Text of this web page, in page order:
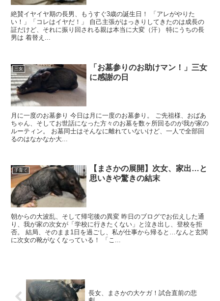
絶賛イヤイヤ期の長男、もうすぐ3歳の誕生日！ 「アレがやりた
い！」「コレはイヤだ！」 自己主張がはっきりしてきたのは成長の
証だけど、それに振り回される親は本当に大変（汗） 特にうちの長
男は 着替え...
三女
「お墓参りのお助けマン！」三女
に感謝の日
月に一度のお墓参り 今日は月に一度のお墓参り。 ご先祖様、おばあ
ちゃん、そしてお世話になった方々のお墓を数ヶ所回るのが我が家の
ルーティン。 お墓同士はそんなに離れていないけど、一人で全部回
るのはなかなか大...
子育て
【まさかの展開】次女、家出…と
思いきや驚きの結末
朝からの大波乱、そして帰宅後の異変 昨日のブログでお伝えした通
り、我が家の次女が「学校に行きたくない」と泣き出し、登校を拒
否。 結局、そのまま1日を過ごし、私が仕事から帰ると…なんと玄関
に次女の靴がなくなっている！ 「こ...
長女、まさかの大ケガ！試合直前の悲